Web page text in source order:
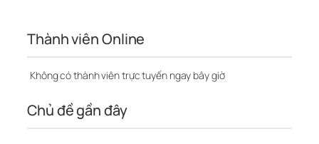
Thành viên Online
Không có thành viên trực tuyến ngay bây giờ
Chủ đề gần đây